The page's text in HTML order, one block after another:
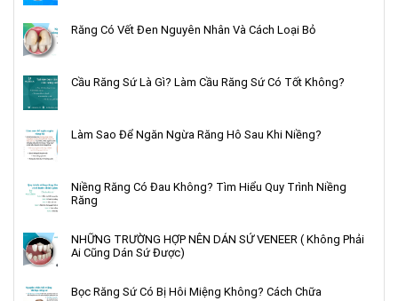
Răng Có Vết Đen Nguyên Nhân Và Cách Loại Bỏ
Cầu Răng Sứ Là Gì? Làm Cầu Răng Sứ Có Tốt Không?
Làm Sao Để Ngăn Ngừa Răng Hô Sau Khi Niềng?
Niềng Răng Có Đau Không? Tìm Hiểu Quy Trình Niềng
Răng
NHỮNG TRƯỜNG HỢP NÊN DÁN SỨ VENEER ( Không Phải
Ai Cũng Dán Sứ Được)
Bọc Răng Sứ Có Bị Hôi Miệng Không? Cách Chữa